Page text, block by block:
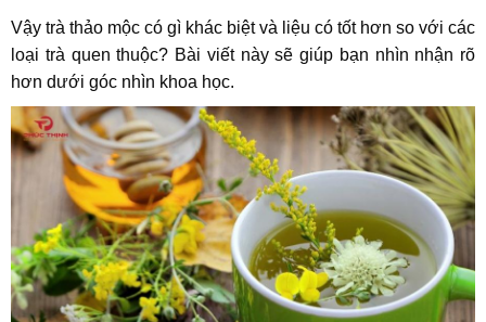
Vậy trà thảo mộc có gì khác biệt và liệu có tốt hơn so với các
loại trà quen thuộc? Bài viết này sẽ giúp bạn nhìn nhận rõ
hơn dưới góc nhìn khoa học.